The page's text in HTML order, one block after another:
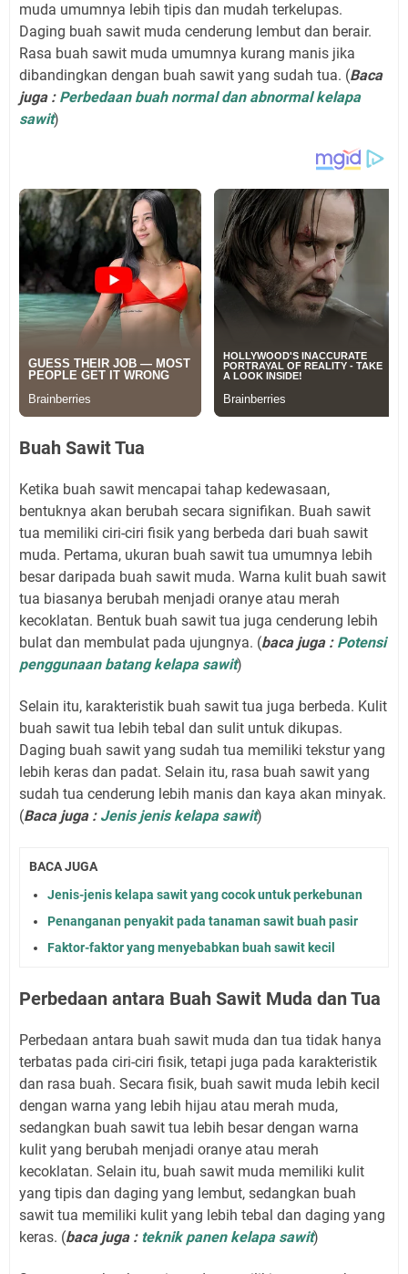
muda umumnya lebih tipis dan mudah terkelupas.
Daging buah sawit muda cenderung lembut dan berair.
Rasa buah sawit muda umumnya kurang manis jika
dibandingkan dengan buah sawit yang sudah tua. (Baca
juga : Perbedaan buah normal dan abnormal kelapa
sawit)
Buah Sawit Tua
Ketika buah sawit mencapai tahap kedewasaan,
bentuknya akan berubah secara signifikan. Buah sawit
tua memiliki ciri-ciri fisik yang berbeda dari buah sawit
muda. Pertama, ukuran buah sawit tua umumnya lebih
besar daripada buah sawit muda. Warna kulit buah sawit
tua biasanya berubah menjadi oranye atau merah
kecoklatan. Bentuk buah sawit tua juga cenderung lebih
bulat dan membulat pada ujungnya. (baca juga : Potensi
penggunaan batang kelapa sawit)
Selain itu, karakteristik buah sawit tua juga berbeda. Kulit
buah sawit tua lebih tebal dan sulit untuk dikupas.
Daging buah sawit yang sudah tua memiliki tekstur yang
lebih keras dan padat. Selain itu, rasa buah sawit yang
sudah tua cenderung lebih manis dan kaya akan minyak.
(Baca juga : Jenis jenis kelapa sawit)
BACA JUGA
Jenis-jenis kelapa sawit yang cocok untuk perkebunan
Penanganan penyakit pada tanaman sawit buah pasir
Faktor-faktor yang menyebabkan buah sawit kecil
Perbedaan antara Buah Sawit Muda dan Tua
Perbedaan antara buah sawit muda dan tua tidak hanya
terbatas pada ciri-ciri fisik, tetapi juga pada karakteristik
dan rasa buah. Secara fisik, buah sawit muda lebih kecil
dengan warna yang lebih hijau atau merah muda,
sedangkan buah sawit tua lebih besar dengan warna
kulit yang berubah menjadi oranye atau merah
kecoklatan. Selain itu, buah sawit muda memiliki kulit
yang tipis dan daging yang lembut, sedangkan buah
sawit tua memiliki kulit yang lebih tebal dan daging yang
keras. (baca juga : teknik panen kelapa sawit)